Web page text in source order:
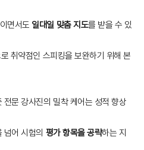
면서도 일대일 맞춤 지도를 받을 수 있
취약점인 스피킹을 보완하기 위해 본
문 강사진의 밀착 케어는 성적 향상
어 시험의 평가 항목을 공략하는 지